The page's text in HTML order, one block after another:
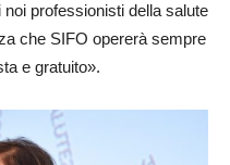
professionisti della salute
che SIFO opererà sempre
e gratuito».